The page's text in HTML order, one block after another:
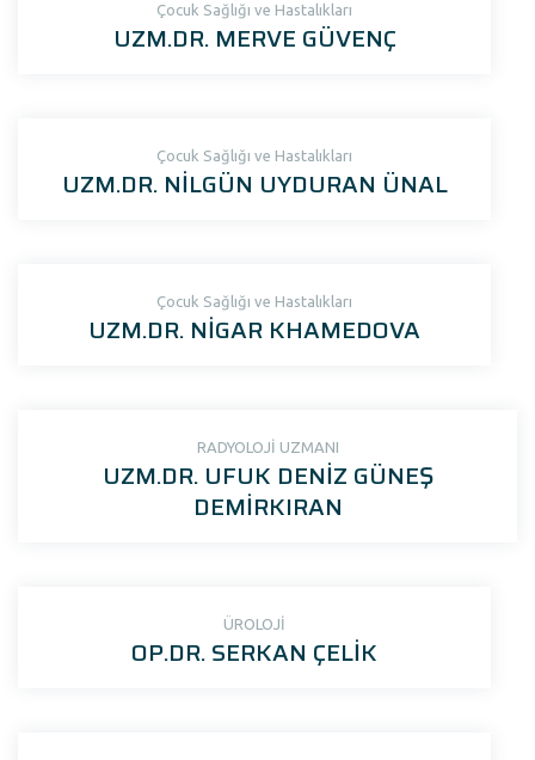
Çocuk Sağlığı ve Hastalıkları
UZM.DR. MERVE GÜVENÇ
Çocuk Sağlığı ve Hastalıkları
UZM.DR. NİLGÜN UYDURAN ÜNAL
Çocuk Sağlığı ve Hastalıkları
UZM.DR. NİGAR KHAMEDOVA
RADYOLOJİ UZMANI
UZM.DR. UFUK DENİZ GÜNEŞ
DEMİRKIRAN
ÜROLOJİ
OP.DR. SERKAN ÇELİK